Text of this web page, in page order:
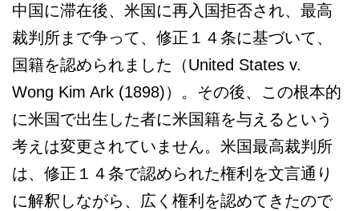
中国に滞在後、米国に再入国拒否され、最高
裁判所まで争って、修正１４条に基づいて、
国籍を認められました（United States v.
Wong Kim Ark (1898)）。その後、この根本的
に米国で出生した者に米国籍を与えるという
考えは変更されていません。米国最高裁判所
は、修正１４条で認められた権利を文言通り
に解釈しながら、広く権利を認めてきたので